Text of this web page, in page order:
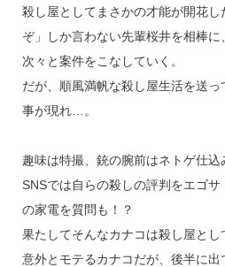
殺し屋としてまさかの才能が開花
ぞ」しか言わない先輩桜井を相棒に
次々と案件をこなしていく。
だが、順風満帆な殺し屋生活を送
事が現れ…。
趣味は特撮、銃の腕前はネトゲ仕込
SNSでは自らの殺しの評判をエゴ
の家電を質問も！？
果たしてそんなカナコは殺し屋とし
意外とモテるカナコだが、後半に